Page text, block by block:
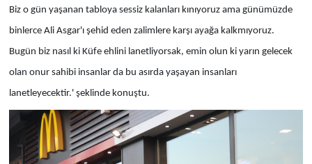
Biz o gün yaşanan tabloya sessiz kalanları kınıyoruz ama günümüzde
binlerce Ali Asgar'ı şehid eden zalimlere karşı ayağa kalkmıyoruz.
Bugün biz nasıl ki Küfe ehlini lanetliyorsak, emin olun ki yarın gelecek
olan onur sahibi insanlar da bu asırda yaşayan insanları
lanetleyecektir.' şeklinde konuştu.